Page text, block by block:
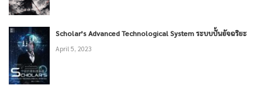
Scholar’s Advanced Technological System ระบบปั้นอัจฉริยะ
April 5, 2023